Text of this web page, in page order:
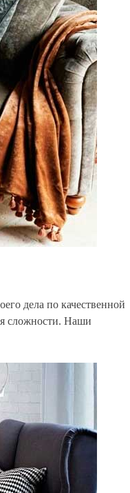
дела по качественной
сложности. Наши